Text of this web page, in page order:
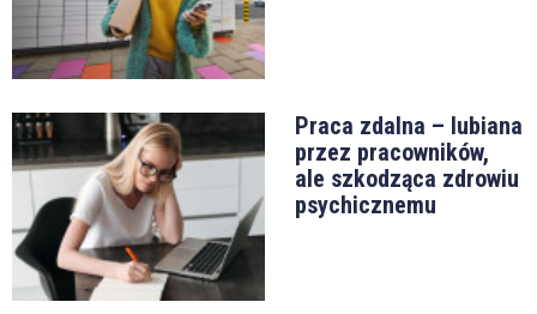
Praca zdalna – lubiana
przez pracowników,
ale szkodząca zdrowiu
psychicznemu